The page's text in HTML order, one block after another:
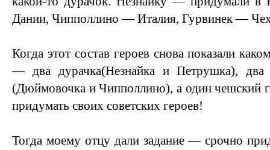
Дании, Чипполлино — Италия, Гурвинек —
Когда этот состав героев снова показали
— два дурачка(Незнайка и Петрушка), два
(Дюймовочка и Чипполлино), а один чешский
придумать своих советских героев!
Тогда моему отцу дали задание — срочно